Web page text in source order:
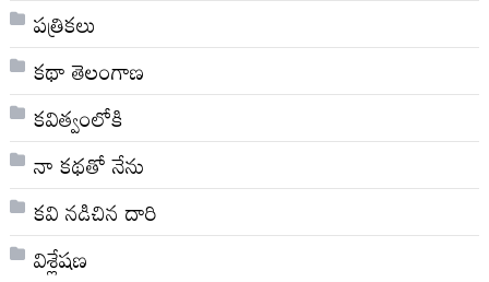
పత్రికలు
కథా తెలంగాణ
కవిత్వంలోకి
నా క‌థ‌తో నేను
కవి నడిచిన దారి
విశ్లేషణ